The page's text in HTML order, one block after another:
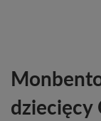
dziecięcy